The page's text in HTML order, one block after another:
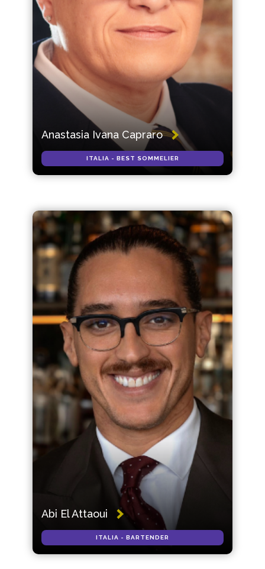
Anastasia Ivana Capraro
ITALIA - BEST SOMMELIER
Abi El Attaoui
ITALIA - BARTENDER